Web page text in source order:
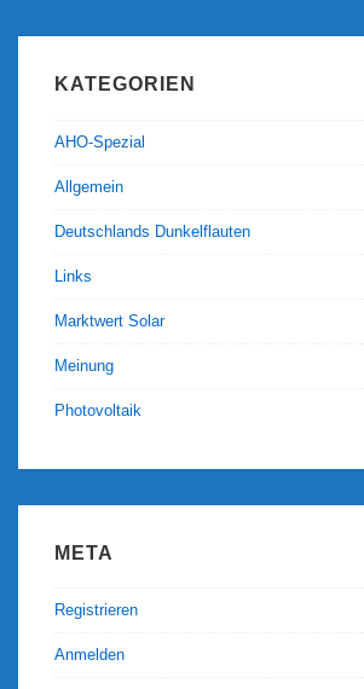
KATEGORIEN
AHO-Spezial
Allgemein
Deutschlands Dunkelflauten
Links
Marktwert Solar
Meinung
Photovoltaik
META
Registrieren
Anmelden